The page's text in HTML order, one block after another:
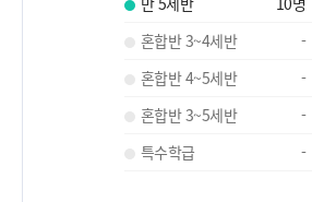
혼합반 3~4세반
-
혼합반 4~5세반
-
혼합반 3~5세반
-
특수학급
-